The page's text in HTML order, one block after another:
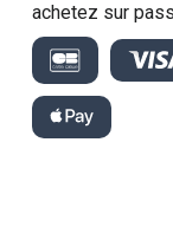
achetez sur